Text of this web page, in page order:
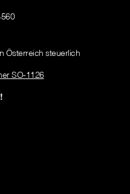
Österreich steuerlich
SO-1126